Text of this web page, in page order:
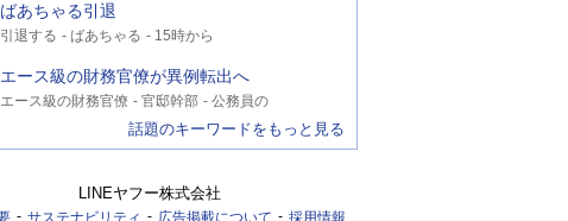
ー
ド
ばあちゃる引退
関
連
ー
ド
引退する ばあちゃる 15時から
エース級の財務官僚が異例転出へ
連
エース級の財務官僚 官邸幹部 公務員の
話題のキーワードをもっと見る
LINEヤフー株式会社
サステナビリティ 広告掲載について 採用情報